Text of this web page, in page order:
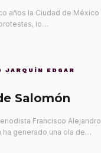
años la Ciudad de México
lo…
JARQUÍN EDGAR
Salomón
Francisco
ha generado una ola de…